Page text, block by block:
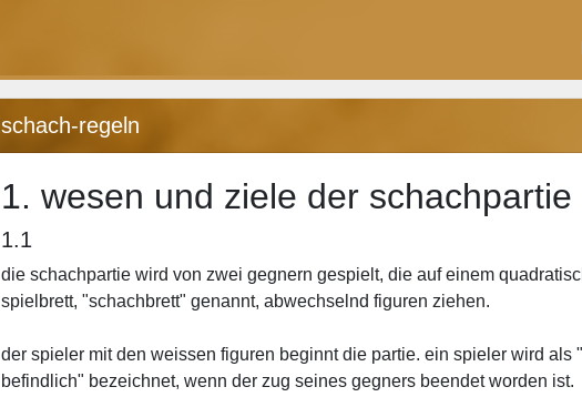
schach-regeln
1. wesen und ziele der schachpartie
1.1
die schachpartie wird von zwei gegnern gespielt, die auf einem
spielbrett, "schachbrett" genannt, abwechselnd figuren ziehen.
der spieler mit den weissen figuren beginnt die partie. ein spieler wird als
befindlich" bezeichnet, wenn der zug seines gegners beendet worden ist.